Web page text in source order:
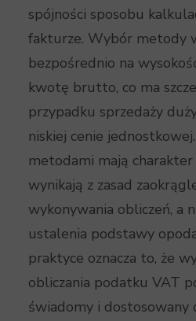
spójności sposobu
fakturze. Wybór metody
bezpośrednio na
kwotę brutto, co ma
przypadku sprzedaży
niskiej cenie
metodami mają charakter
wynikają z zasad
wykonywania obliczeń, a
ustalenia podstawy
praktyce oznacza to, że
obliczania podatku VAT
świadomy i dostosowany